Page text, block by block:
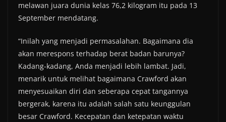
melawan juara dunia kelas 76,2 kilogram itu pada 13
September mendatang.
“Inilah yang menjadi permasalahan. Bagaimana dia
akan merespons terhadap berat badan barunya?
Kadang-kadang, Anda menjadi lebih lambat. Jadi,
menarik untuk melihat bagaimana Crawford akan
menyesuaikan diri dan seberapa cepat tangannya
bergerak, karena itu adalah salah satu keunggulan
besar Crawford. Kecepatan dan ketepatan waktu